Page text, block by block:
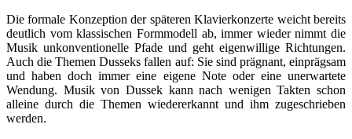
Die formale Konzeption der späteren Klavierkonzerte weicht bereits
deutlich vom klassischen Formmodell ab, immer wieder nimmt die
Musik unkonventionelle Pfade und geht eigenwillige Richtungen.
Auch die Themen Dusseks fallen auf: Sie sind prägnant, einprägsam
und haben doch immer eine eigene Note oder eine unerwartete
Wendung. Musik von Dussek kann nach wenigen Takten schon
alleine durch die Themen wiedererkannt und ihm zugeschrieben
werden.